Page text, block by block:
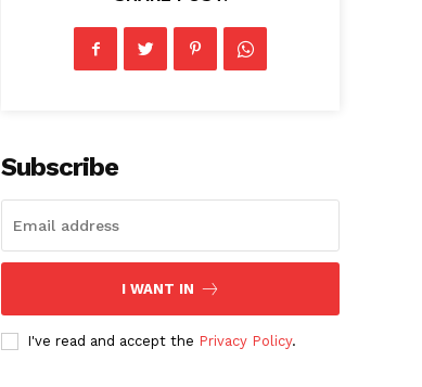
Subscribe
I WANT IN
I've read and accept the Privacy Policy.